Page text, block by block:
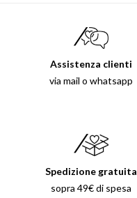
Assistenza clienti
via mail o whatsapp
Spedizione gratuita
sopra 49€ di spesa